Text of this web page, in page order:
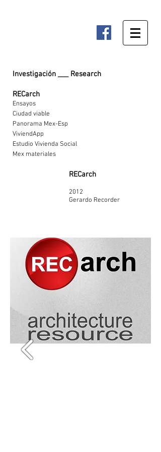
Investigación ___ Research
Ensayos
RECarch
Ciudad viable
Panorama Mex-Esp
ViviendApp
Estudio Vivienda Social
Mex materiales
RECarch
2012
Gerardo Recorder